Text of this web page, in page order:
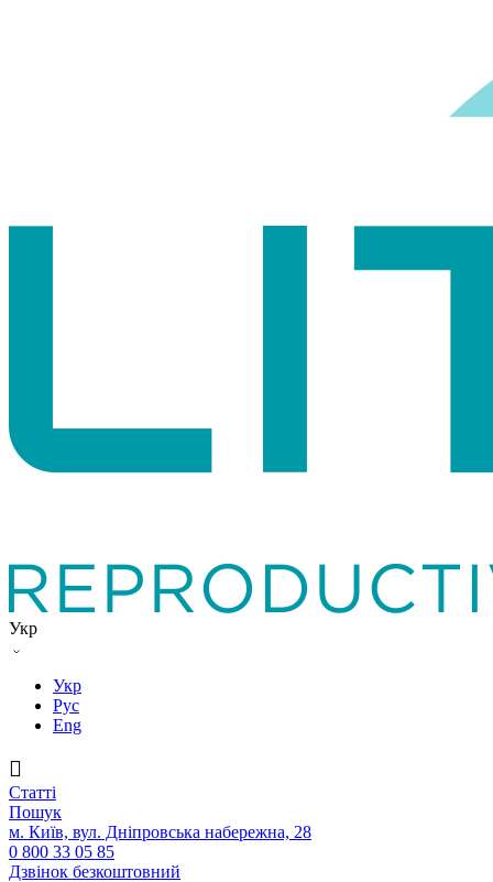
Укр
Укр
Рус
Eng
Статтi
Пошук
м. Київ, вул. Дніпровська набережна, 28
0 800 33 05 85
Дзвінок безкоштовний